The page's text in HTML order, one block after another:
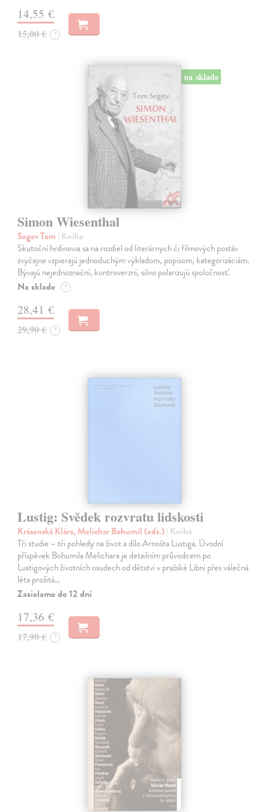
14,55 €
15,00 € ?
na sklade
Simon Wiesenthal
Segev Tom | Kniha
Skutoční hrdinovia sa na rozdiel od literárnych či filmových postáv
zvyčajne vzpierajú jednoduchým výkladom, popisom, kategorizáciám.
Bývajú nejednoznační, kontroverzní, silno polarizujú spoločnosť.
Na sklade ?
28,41 €
29,90 € ?
Lustig: Svědek rozvratu lidskosti
Krásenská Klára, Melichar Bohumil (eds.)| Kniha
Tři studie – tři pohledy na život a dílo Arnošta Lustiga. Úvodní
příspěvek Bohumila Melichara je detailním průvodcem po
Lustigových životních osudech od dětství v pražské Libni přes válečná
léta prožitá…
Zasielame do 12 dní
17,36 €
17,90 € ?